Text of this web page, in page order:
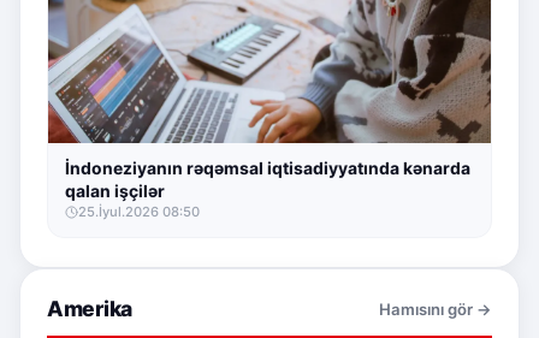
İndoneziyanın rəqəmsal iqtisadiyyatında kənarda
qalan işçilər
25.İyul.2026 08:50
Amerika Hamısını gör →